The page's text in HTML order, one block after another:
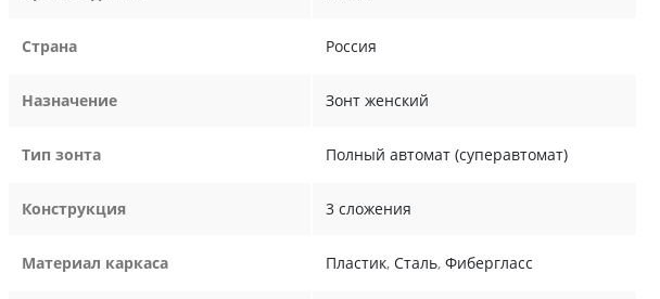
Страна Россия
Назначение Зонт женский
Тип зонта Полный автомат (суперавтомат)
Конструкция 3 сложения
Материал каркаса Пластик, Сталь, Фибергласс